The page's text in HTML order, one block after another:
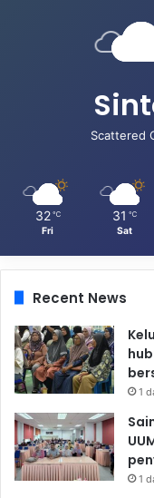
Scattered
32 ℃
Fri
31 ℃
Sat
Recent News
1
1